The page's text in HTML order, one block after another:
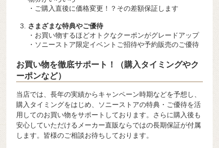
・ご購入直後に価格変更！？その差額保証します
さまざまな特典やご優待
・お買い物するほどオトクなクーポンがグレードアップ
・ソニーストア限定イベントご招待や予約販売のご優待
お買い物を徹底サポート！（購入タイミングやク
ーポンなど）
当店では、長年の実績からキャンペーン時期などを予想し、
購入タイミングをはじめ、ソニーストアの特典・ご優待を活
用してのお買い物をサポートしております。さらに購入後も
安心していただけるメーカー直販ならではの長期保証が付属
します。皆様のご相談お待ちしております。